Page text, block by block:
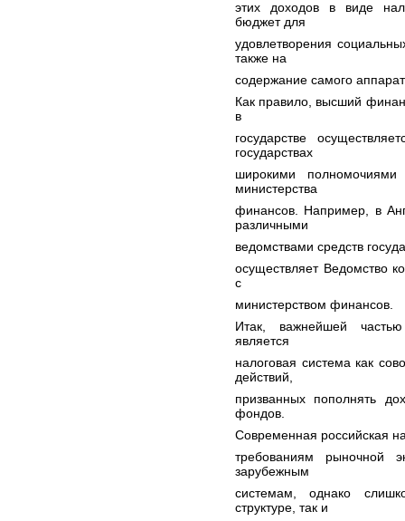
этих доходов в виде
бюджет для
удовлетворения
также на
содержание самого
Как правило, высший
в
государстве
государствах
широкими
министерства
финансов. Например, в
различными
ведомствами средств
осуществляет Ведомство
с
министерством финансов.
Итак, важнейшей частью
является
налоговая система как
действий,
призванных пополнять
фондов.
Современная российская
требованиям рыночной
зарубежным
системам, однако
структуре, так и